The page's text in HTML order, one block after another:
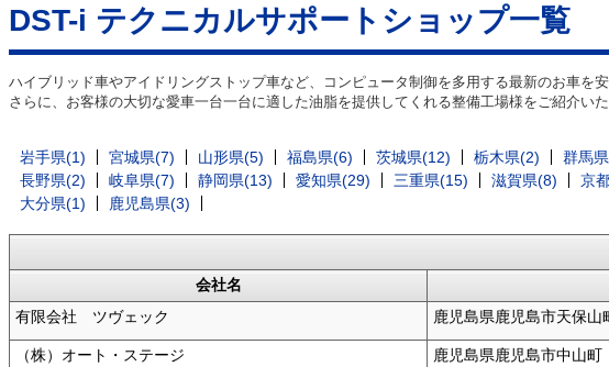
DST-i テクニカルサポートショップ一覧
ハイブリッド車やアイドリングストップ車など、コンピュータ制御を多用する最新のお車を安
さらに、お客様の大切な愛車一台一台に適した油脂を提供してくれる整備工場様をご紹介いた
岩手県(1) 宮城県(7) 山形県(5) 福島県(6) 茨城県(12) 栃木県(2) 群馬
長野県(2)
岐阜県(7) 静岡県(13) 愛知県(29) 三重県(15) 滋賀県(8) 京
大分県(1)
鹿児島県(3)
会社名
有限会社 ツヴェック
鹿児島県鹿児島市天保山
（株）オート・ステージ 鹿児島県鹿児島市中山町